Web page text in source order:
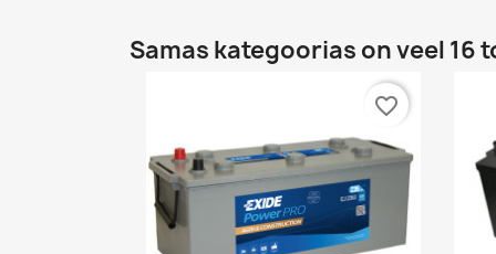
Samas kategoorias on veel 16
favorite_border